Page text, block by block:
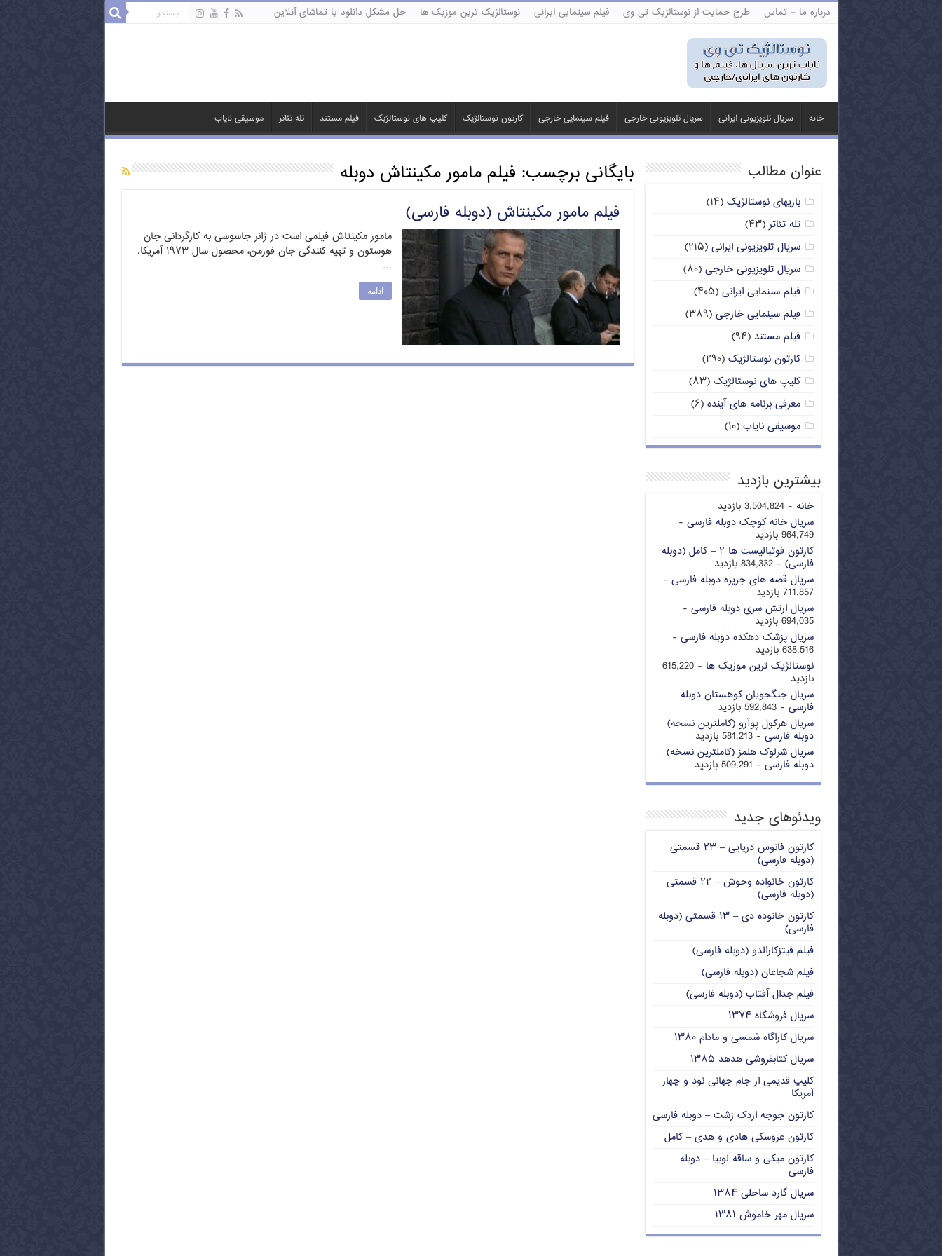
درباره ما – تماس طرح حمایت از نوستالژیک تی وی فیلم سینمایی ایرانی نوستالژیک ترین موزیک ها حل مشکل دانلود یا تماشای آنلاین
خانه سریال تلویزیونی ایرانی سریال تلویزیونی خارجی فیلم سینمایی خارجی کارتون نوستالژیک کلیپ های نوستالژیک فیلم مستند تله تئاتر موسیقی نایاب
بایگانی برچسب: فیلم مامور مکینتاش دوبله
فیلم مامور مکینتاش (دوبله فارسی)
مامور مکینتاش فیلمی است در ژانر جاسوسی به کارگردانی جان
هوستون و تهیه کنندگی جان فورمن، محصول سال ۱۹۷۳ آمریکا.
…
ادامه
عنوان مطالب
بازیهای نوستالژیک (۱۴)
تله تئاتر(۴۳)
سریال تلویزیونی ایرانی (۲۱۵)
سریال تلویزیونی خارجی (۸۰)
فیلم سینمایی ایرانی (۴۰۵)
فیلم سینمایی خارجی (۳۸۹)
فیلم مستند (۹۴)
کارتون نوستالژیک (۲۹۰)
کلیپ های نوستالژیک (۸۳)
معرفی برنامه های آینده (۶)
موسیقی نایاب (۱۰)
بیشترین بازدید
خانه - 3,504,824 بازدید
سریال خانه کوچک دوبله فارسی -
964,749 بازدید
کارتون فوتبالیست ها ۲ – کامل (دوبله
فارسی) - 834,332 بازدید
سریال قصه های جزیره دوبله فارسی -
711,857 بازدید
سریال ارتش سری دوبله فارسی -
694,035 بازدید
سریال پزشک دهکده دوبله فارسی -
638,516 بازدید
نوستالژیک ترین موزیک ها
- 615,220
بازدید
سریال جنگجویان کوهستان دوبله
فارسی - 592,843 بازدید
سریال هرکول پوآرو (کاملترین نسخه)
دوبله فارسی - 581,213 بازدید
سریال شرلوک هلمز (کاملترین نسخه)
دوبله فارسی - 509,291 بازدید
ویدئوهای جدید
کارتون فانوس دریایی – ۲۳ قسمتی
(دوبله فارسی)
کارتون خانواده وحوش – ۲۲ قسمتی
(دوبله فارسی)
کارتون خانوده دی – ۱۳ قسمتی (دوبله
فارسی)
فیلم فیتزکارالدو (دوبله فارسی)
فیلم شجاعان (دوبله فارسی)
فیلم جدال آفتاب (دوبله فارسی)
سریال فروشگاه ۱۳۷۴
سریال کاراگاه شمسی و مادام ۱۳۸۰
سریال کتابفروشی هدهد ۱۳۸۵
کلیپ قدیمی از جام جهانی نود و چهار
آمریکا
کارتون جوجه اردک زشت – دوبله فارسی
کارتون عروسکی هادی و هدی – کامل
کارتون میکی و ساقه لوبیا – دوبله
فارسی
سریال گارد ساحلی ۱۳۸۴
سریال مهر خاموش ۱۳۸۱